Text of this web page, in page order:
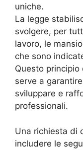
uniche.
La legge
svolgere, per
lavoro, le
che sono
Questo
serve a
sviluppare e
professionali.
Una richiesta di
includere le